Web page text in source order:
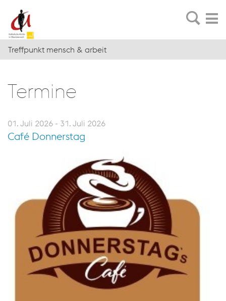
Treffpunkt mensch & arbeit
Ter­mi­ne
01. Juli 2026 - 31. Juli 2026
Café Donnerstag